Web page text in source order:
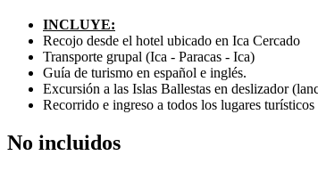
INCLUYE:
Recojo desde el hotel ubicado en Ica Cercado
Transporte grupal (Ica - Paracas - Ica)
Guía de turismo en español e inglés.
Excursión a las Islas Ballestas en deslizador
Recorrido e ingreso a todos los lugares
No incluidos